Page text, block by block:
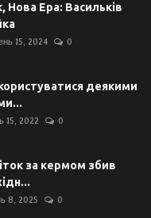
Нова Ера: Васильків
15, 2024 0
деякими
15, 2022 0
за кермом збив
8, 2025 0